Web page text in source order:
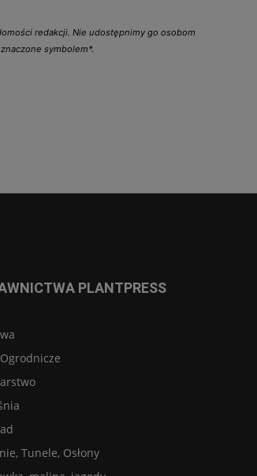
redakcji. Nie udostępnimy go osobom
symbolem*.
PLANTPRESS
Ogrodnicze
Tunele, Osłony